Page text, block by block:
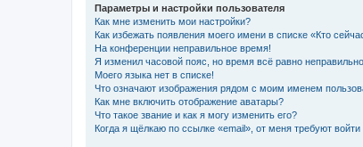
Параметры и настройки пользователя
Как мне изменить мои настройки?
Как избежать появления моего имени в списке «Кто
На конференции неправильное время!
Я изменил часовой пояс, но время всё равно
Моего языка нет в списке!
Что означают изображения рядом с моим именем
Как мне включить отображение аватары?
Что такое звание и как я могу изменить его?
Когда я щёлкаю по ссылке «email», от меня требуют